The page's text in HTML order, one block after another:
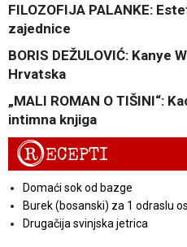
FILOZOFIJA PALANKE:
zajednice
BORIS DEŽULOVIĆ: Kanye
Hrvatska
„MALI ROMAN O TIŠINI“:
intimna knjiga
RECEPTI
Domaći sok od bazge
Burek (bosanski) za 1 odraslu
Drugačija svinjska jetrica